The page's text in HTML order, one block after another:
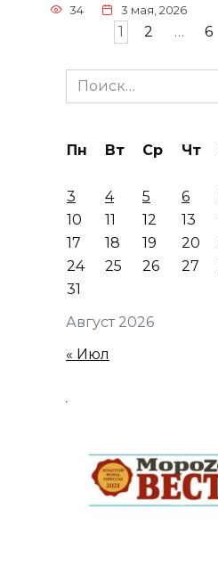
34 3 мая, 2026
1 2 … 6
Search
for:
Август 2026
Пн Вт Ср Чт
3
4 5 6
10
11 12 13
17
18 19 20
24
25 26 27
31
« Июл